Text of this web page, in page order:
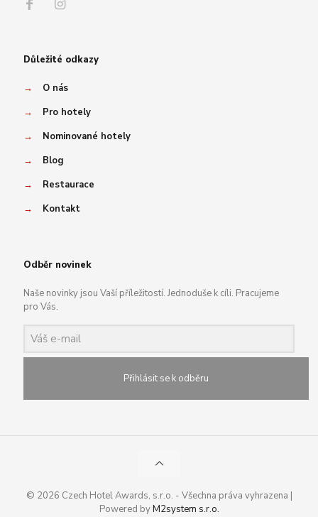
Důležité odkazy
→
O nás
→
Pro hotely
→
Nominované hotely
→
Blog
→
Restaurace
→
Kontakt
Odběr novinek
Naše novinky jsou Vaší příležitostí. Jednoduše k cíli. Pracujeme
pro Vás.
Přihlásit se k odběru
© 2026 Czech Hotel Awards, s.r.o. - Všechna práva vyhrazena |
Powered byM2system s.r.o.